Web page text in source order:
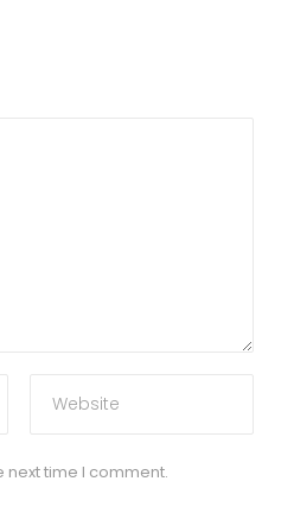
next time I comment.